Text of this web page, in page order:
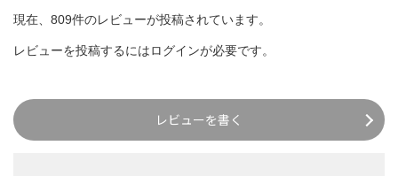
現在、809件のレビューが投稿されています。
レビューを投稿するにはログインが必要です。
レビューを書く